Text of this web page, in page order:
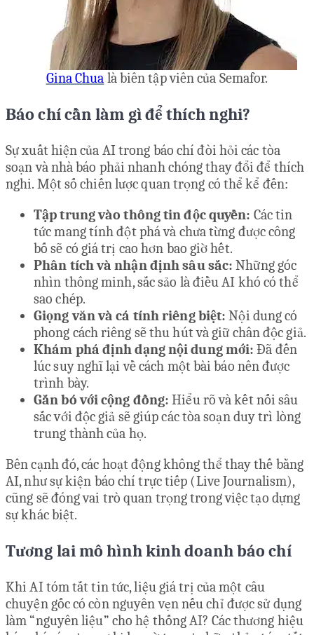
Gina Chua là biên tập viên của Semafor.
Báo chí cần làm gì để thích nghi?
Sự xuất hiện của AI trong báo chí đòi hỏi các tòa
soạn và nhà báo phải nhanh chóng thay đổi để thích
nghi. Một số chiến lược quan trọng có thể kể đến:
Tập trung vào thông tin độc quyền: Các tin
tức mang tính đột phá và chưa từng được công
bố sẽ có giá trị cao hơn bao giờ hết.
Phân tích và nhận định sâu sắc: Những góc
nhìn thông minh, sắc sảo là điều AI khó có thể
sao chép.
Giọng văn và cá tính riêng biệt: Nội dung có
phong cách riêng sẽ thu hút và giữ chân độc giả.
Khám phá định dạng nội dung mới: Đã đến
lúc suy nghĩ lại về cách một bài báo nên được
trình bày.
Gắn bó với cộng đồng: Hiểu rõ và kết nối sâu
sắc với độc giả sẽ giúp các tòa soạn duy trì lòng
trung thành của họ.
Bên cạnh đó, các hoạt động không thể thay thế bằng
AI, như sự kiện báo chí trực tiếp (Live Journalism),
cũng sẽ đóng vai trò quan trọng trong việc tạo dựng
sự khác biệt.
Tương lai mô hình kinh doanh báo chí
Khi AI tóm tắt tin tức, liệu giá trị của một câu
chuyện gốc có còn nguyên vẹn nếu chỉ được sử dụng
làm “nguyên liệu” cho hệ thống AI? Các thương hiệu